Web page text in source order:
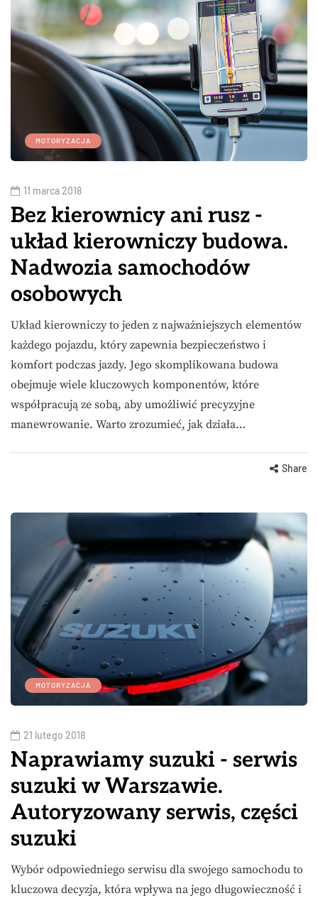
MOTORYZACJA
11 marca 2018
Bez kierownicy ani rusz -
układ kierowniczy budowa.
Nadwozia samochodów
osobowych
Układ kierowniczy to jeden z najważniejszych elementów
każdego pojazdu, który zapewnia bezpieczeństwo i
komfort podczas jazdy. Jego skomplikowana budowa
obejmuje wiele kluczowych komponentów, które
współpracują ze sobą, aby umożliwić precyzyjne
manewrowanie. Warto zrozumieć, jak działa…
Share
MOTORYZACJA
21 lutego 2018
Naprawiamy suzuki - serwis
suzuki w Warszawie.
Autoryzowany serwis, części
suzuki
Wybór odpowiedniego serwisu dla swojego samochodu to
kluczowa decyzja, która wpływa na jego długowieczność i